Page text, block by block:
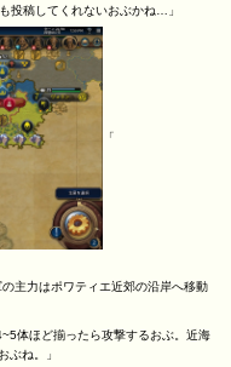
投稿してくれないおぶかね…」
「
主力はポワティエ近郊の沿岸へ移動
体ほど揃ったら攻撃するおぶ。近海
ぶね。」